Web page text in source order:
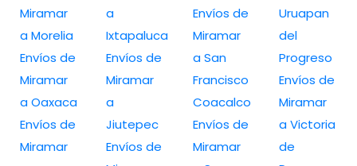
Miramar
a Morelia
Envíos de
Miramar
a Oaxaca
Envíos de
Miramar
a
Ixtapaluca
Envíos de
Miramar
a
Jiutepec
Envíos de
Envíos de
Miramar
a San
Francisco
Coacalco
Envíos de
Miramar
Uruapan
del
Progreso
Envíos de
Miramar
a Victoria
de